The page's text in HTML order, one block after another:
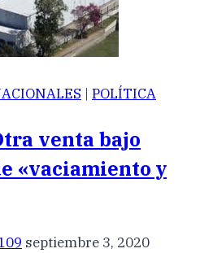
| POLÍTICA
venta bajo
«vaciamiento y
septiembre 3, 2020